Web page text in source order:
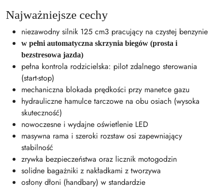
Najważniejsze cechy
niezawodny silnik 125 cm3 pracujący na czystej benzynie
w pełni automatyczna skrzynia biegów (prosta i
bezstresowa jazda)
pełna kontrola rodzicielska: pilot zdalnego sterowania
(start-stop)
mechaniczna blokada prędkości przy manetce gazu
hydrauliczne hamulce tarczowe na obu osiach (wysoka
skuteczność)
nowoczesne i wydajne oświetlenie LED
masywna rama i szeroki rozstaw osi zapewniający
stabilność
zrywka bezpieczeństwa oraz licznik motogodzin
solidne bagażniki z nakładkami z tworzywa
osłony dłoni (handbary) w standardzie